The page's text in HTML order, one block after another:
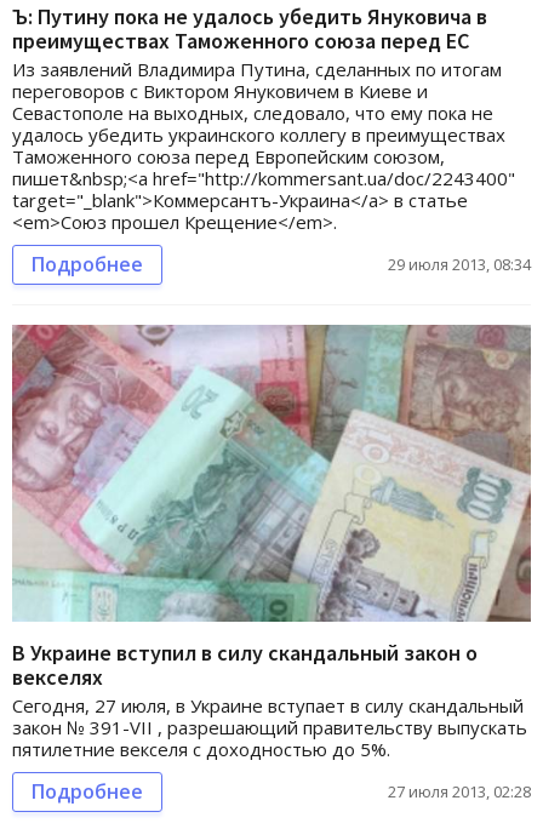
Ъ: Путину пока не удалось убедить Януковича в
преимуществах Таможенного союза перед ЕС
Из заявлений Владимира Путина, сделанных по итогам
переговоров с Виктором Януковичем в Киеве и
Севастополе на выходных, следовало, что ему пока не
удалось убедить украинского коллегу в преимуществах
Таможенного союза перед Европейским союзом,
пишет&nbsp;<a href="http://kommersant.ua/doc/2243400"
target="_blank">Коммерсантъ-Украина</a> в статье
<em>Союз прошел Крещение</em>.
Подробнее 29 июля 2013, 08:34
В Украине вступил в силу скандальный закон о
векселях
Сегодня, 27 июля, в Украине вступает в силу скандальный
закон № 391-VII , разрешающий правительству выпускать
пятилетние векселя с доходностью до 5%.
Подробнее 27 июля 2013, 02:28